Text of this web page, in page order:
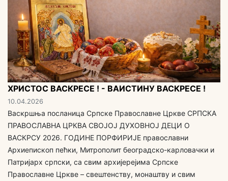
ХРИСТОС ВАСКРЕСЕ ! - ВАИСТИНУ ВАСКРЕСЕ !
10.04.2026
Васкршња посланица Српске Православне Цркве СРПСКА
ПРАВОСЛАВНА ЦРКВА СВОЈОЈ ДУХОВНОЈ ДЕЦИ O
ВАСКРСУ 2026. ГОДИНЕ ПОРФИРИЈЕ православни
Архиепископ пећки, Митрополит београдско-карловачки и
Патријарх српски, са свим aрхијерејима Српске
Православне Цркве – свештенству, монаштву и свим